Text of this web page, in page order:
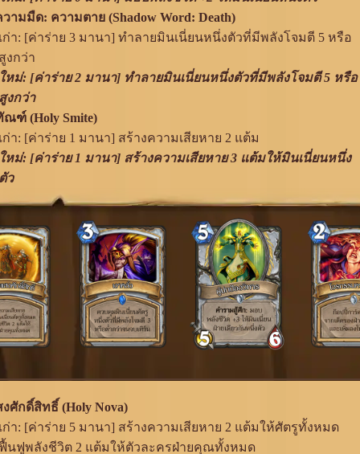
ามมืด: ความตาย (Shadow Word: Death)
ก่า: [ค่าร่าย 3 มานา] ทำลายมินเนี่ยนหนึ่งตัวที่มีพลังโจมตี 5 หรือ
งกว่า
หม่: [ค่าร่าย 2 มานา] ทำลายมินเนี่ยนหนึ่งตัวที่มีพลังโจมตี 5 หรือ
งกว่า
ฑ์ (Holy Smite)
ก่า: [ค่าร่าย 1 มานา] สร้างความเสียหาย 2 แต้ม
หม่: [ค่าร่าย 1 มานา] สร้างความเสียหาย 3 แต้มให้มินเนี่ยนหนึ่ง
ว
ศักดิ์สิทธิ์ (Holy Nova)
ก่า: [ค่าร่าย 5 มานา] สร้างความเสียหาย 2 แต้มให้ศัตรูทั้งหมด
นฟูพลังชีวิต 2 แต้มให้ตัวละครฝ่ายคุณทั้งหมด